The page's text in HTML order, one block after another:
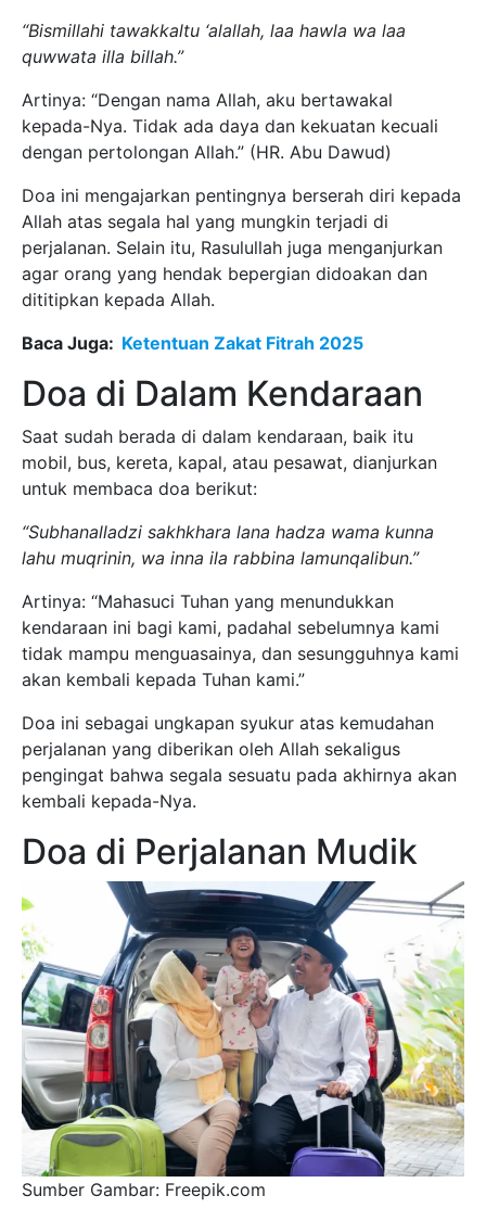
“Bismillahi tawakkaltu ‘alallah, laa hawla wa laa
quwwata illa billah.”
Artinya: “Dengan nama Allah, aku bertawakal
kepada-Nya. Tidak ada daya dan kekuatan kecuali
dengan pertolongan Allah.” (HR. Abu Dawud)
Doa ini mengajarkan pentingnya berserah diri kepada
Allah atas segala hal yang mungkin terjadi di
perjalanan. Selain itu, Rasulullah juga menganjurkan
agar orang yang hendak bepergian didoakan dan
dititipkan kepada Allah.
Baca Juga: Ketentuan Zakat Fitrah 2025
Doa di Dalam Kendaraan
Saat sudah berada di dalam kendaraan, baik itu
mobil, bus, kereta, kapal, atau pesawat, dianjurkan
untuk membaca doa berikut:
“Subhanalladzi sakhkhara lana hadza wama kunna
lahu muqrinin, wa inna ila rabbina lamunqalibun.”
Artinya: “Mahasuci Tuhan yang menundukkan
kendaraan ini bagi kami, padahal sebelumnya kami
tidak mampu menguasainya, dan sesungguhnya kami
akan kembali kepada Tuhan kami.”
Doa ini sebagai ungkapan syukur atas kemudahan
perjalanan yang diberikan oleh Allah sekaligus
pengingat bahwa segala sesuatu pada akhirnya akan
kembali kepada-Nya.
Doa di Perjalanan Mudik
Sumber Gambar: Freepik.com